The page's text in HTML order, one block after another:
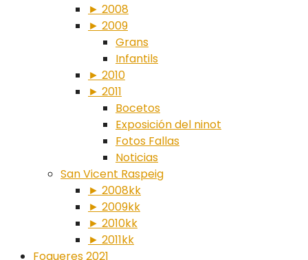
► 2008
► 2009
Grans
Infantils
► 2010
► 2011
Bocetos
Exposición del ninot
Fotos Fallas
Noticias
San Vicent Raspeig
► 2008kk
► 2009kk
► 2010kk
► 2011kk
Fogueres 2021